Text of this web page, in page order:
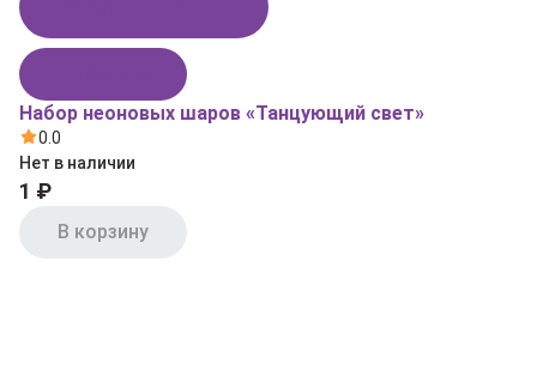
Набор неоновых шаров «Танцующий свет»
0.0
Нет в наличии
1 ₽
В корзину